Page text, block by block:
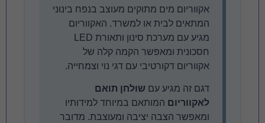
אקווריום מים מתוקים מעוצב בנפח בינוני
המתאים לבית או למשרד. האקווריום
מגיע עם מערכת סינון ותאורת LED
חסכונית ומאפשר הקמה קלה של
אקווריום דקורטיבי עם דגי נוי וצמחייה.
דגם זה מגיע עם שולחן תואם
לאקווריום המותאם במיוחד למידותיו
ומאפשר הצבה יציבה ומעוצבת. מדובר